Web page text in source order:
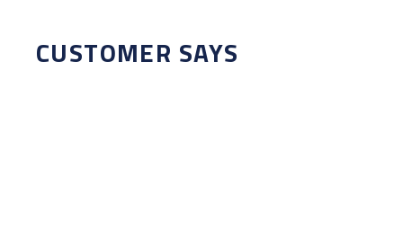
CUSTOMER SAYS